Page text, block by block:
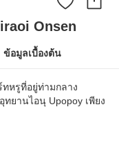
Onsen
ข้อมูลเบื้องต้น
หรูที่อยู่ท่ามกลาง
ยานไอนุ Upopoy เพียง